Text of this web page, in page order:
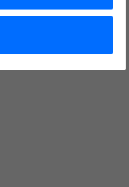
en service de la